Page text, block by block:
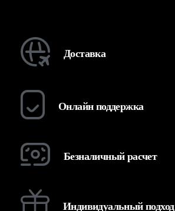
Доставка
Онлайн поддержка
Безналичный расчет
Индивидуальный подход